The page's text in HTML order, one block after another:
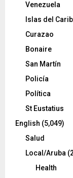
Venezuela
Islas del
Curazao
Bonaire
San Martín
Policía
Política
St Eustatius
English (5,049)
Salud
Local/Aruba
Health